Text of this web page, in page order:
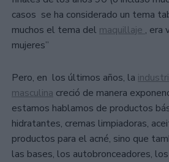
casos se ha considerado un tema
muchos el tema del maquillaje , era
mujeres”
Pero, en los últimos años, la
masculina creció de manera
estamos hablamos de productos
hidratantes, cremas limpiadoras,
productos para el acné, sino que
las bases, los autobronceadores,